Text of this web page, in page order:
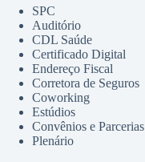
SPC
Auditório
CDL Saúde
Certificado Digital
Endereço Fiscal
Corretora de Seguros
Coworking
Estúdios
Convênios e Parcerias
Plenário